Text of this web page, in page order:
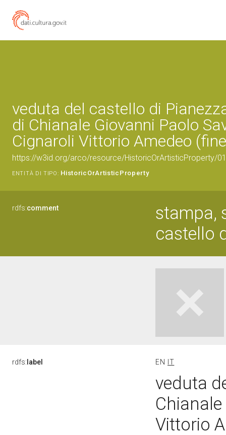
veduta del castello di
di Chianale Giovanni Paolo
Cignaroli Vittorio Amedeo
https://w3id.org/arco/resource/HistoricOrArtisticProperty/
ENTITÀ DI TIPO: HistoricOrArtisticProperty
rdfs:comment
stampa,
castello
rdfs: label EN IT
veduta
Vittorio